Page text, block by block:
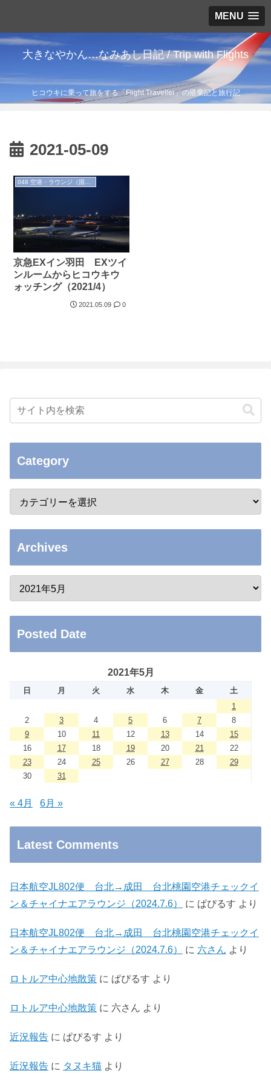
MENU
大きなやかん…なみあし日記 / Trip with Flights
ヒコウキに乗って旅をする「Flight Traveller」の搭乗記と旅行記
2021-05-09
京急EXイン羽田 EXツイ
ンルームからヒコウキウ
ォッチング（2021/4）
2021.05.09 0
Category
Archives
Posted Date
2021年5月
日 月 火 水 木 金
土
1
2
3 4 5 6 7
8
9
10 11 12 13 14
15
16
17 18 19 20 21
22
23
24 25 26 27 28
29
30
31
« 4月 6月 »
Latest Comments
日本航空JL802便 台北→成田 台北桃園空港チェックイ
ン＆チャイナエアラウンジ（2024.7.6）
に ぱぴるす より
日本航空JL802便 台北→成田 台北桃園空港チェックイ
ン＆チャイナエアラウンジ（2024.7.6）
に 六さん より
ロトルア中心地散策 に ぱぴるす より
ロトルア中心地散策 に 六さん より
近況報告 に ぱぴるす より
近況報告 に タヌキ猫 より